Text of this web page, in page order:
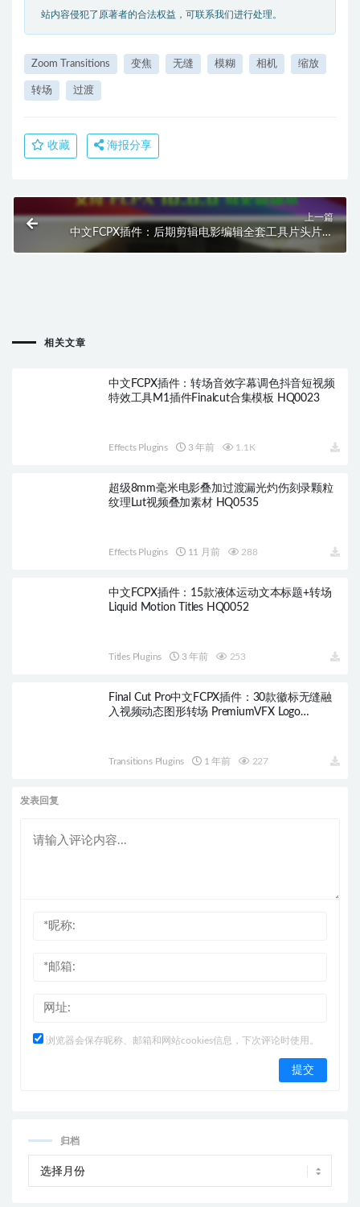
站内容侵犯了原著者的合法权益，可联系我们进行处理。
Zoom Transitions 变焦 无缝 模糊 相机 缩放
转场 过渡
收藏 海报分享
上一篇
中文FCPX插件：后期剪辑电影编辑全套工具片头片尾
标题胶片漏光颗粒噪点效果Lut滤镜 Film Graphics
相关文章
中文FCPX插件：转场音效字幕调色抖音短视频
特效工具M1插件Finalcut合集模板 HQ0023
Effects Plugins 3 年前 1.1K
超级8mm毫米电影叠加过渡漏光灼伤刻录颗粒
纹理Lut视频叠加素材 HQ0535
Effects Plugins 11 月前 288
中文FCPX插件：15款液体运动文本标题+转场
Liquid Motion Titles HQ0052
Titles Plugins 3 年前 253
Final Cut Pro中文FCPX插件：30款徽标无缝融
入视频动态图形转场 PremiumVFX Logo
Transitions Plugins 1 年前 227
发表回复
浏览器会保存昵称、邮箱和网站cookies信息，下次评论时使用。
归档